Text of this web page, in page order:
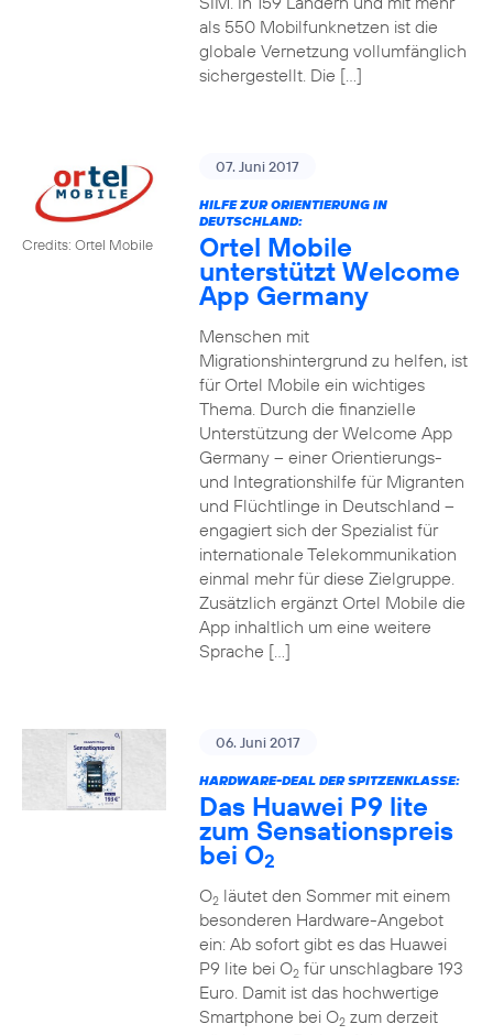
als 550 Mobilfunknetzen ist die
globale Vernetzung vollumfänglich
sichergestellt. Die […]
Credits: Ortel Mobile
07. Juni 2017
HILFE ZUR ORIENTIERUNG IN
DEUTSCHLAND:
Ortel Mobile
unterstützt Welcome
App Germany
Menschen mit
Migrationshintergrund zu helfen, ist
für Ortel Mobile ein wichtiges
Thema. Durch die finanzielle
Unterstützung der Welcome App
Germany – einer Orientierungs-
und Integrationshilfe für Migranten
und Flüchtlinge in Deutschland –
engagiert sich der Spezialist für
internationale Telekommunikation
einmal mehr für diese Zielgruppe.
Zusätzlich ergänzt Ortel Mobile die
App inhaltlich um eine weitere
Sprache […]
06. Juni 2017
HARDWARE-DEAL DER SPITZENKLASSE:
Das Huawei P9 lite
zum Sensationspreis
bei O2
O2läutet den Sommer mit einem
besonderen Hardware-Angebot
ein: Ab sofort gibt es das Huawei
P9 lite bei O2für unschlagbare 193
Euro. Damit ist das hochwertige
Smartphone bei O2zum derzeit